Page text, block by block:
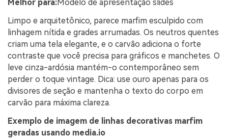
Melhor para:Modelo de apresentação slides
Limpo e arquitetônico, parece marfim esculpido com
linhagem nítida e grades arrumadas. Os neutros quentes
criam uma tela elegante, e o carvão adiciona o forte
contraste que você precisa para gráficos e manchetes. O
leve cinza-ardósia mantém-o contemporâneo sem
perder o toque vintage. Dica: use ouro apenas para os
divisores de seção e mantenha o texto do corpo em
carvão para máxima clareza.
Exemplo de imagem de linhas decorativas marfim
geradas usando media.io